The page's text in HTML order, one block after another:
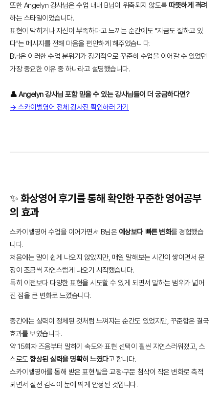
또한 Angelyn 강사님은 수업 내내 B님이 위축되지 않도록 따뜻하게 격려
하는 스타일이었습니다.
표현이 막히거나 자신이 부족하다고 느끼는 순간에도 "지금도 잘하고 있
다"는 메시지를 전해 마음을 편안하게 해주었습니다.
B님은 이러한 수업 분위기가 장기적으로 꾸준히 수업을 이어갈 수 있었던
가장 중요한 이유 중 하나라고 설명했습니다.
👤 Angelyn 강사님 포함 믿을 수 있는 강사님들이 더 궁금하다면?
→ 스카이벨영어 전체 강사진 확인하러 가기
✨ 화상영어 후기를 통해 확인한 꾸준한 영어공부
의 효과
스카이벨영어 수업을 이어가면서 B님은 예상보다 빠른 변화를 경험했습
니다.
처음에는 말이 쉽게 나오지 않았지만, 매일 말해보는 시간이 쌓이면서 문
장이 조금씩 자연스럽게 나오기 시작했습니다.
특히 이전보다 다양한 표현을 시도할 수 있게 되면서 말하는 범위가 넓어
진 점을 큰 변화로 느꼈습니다.
중간에는 실력이 정체된 것처럼 느껴지는 순간도 있었지만, 꾸준함은 결국
효과를 보였습니다.
약 15회차 즈음부터 말하기 속도와 표현 선택이 훨씬 자연스러워졌고, 스
스로도향상된 실력을 명확히 느꼈다고 합니다.
스카이벨영어를 통해 받은 표현·발음 교정·구문 첨삭이 작은 변화로 축적
되면서 실전 감각이 눈에 띄게 안정된 것입니다.